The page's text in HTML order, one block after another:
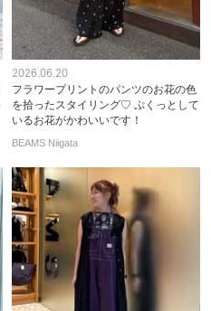
2026.06.20
フラワープリントのパンツのお花の色
を拾ったスタイリング♡ ぷくっとして
いるお花がかわいいです！
BEAMS Niigata